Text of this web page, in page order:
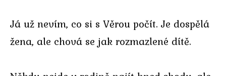
Já už nevím, co si s Věrou počít. Je dospělá
žena, ale chová se jak rozmazlené dítě.